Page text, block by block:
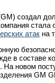
создал
стала
атак на
в составе
На новом
GM